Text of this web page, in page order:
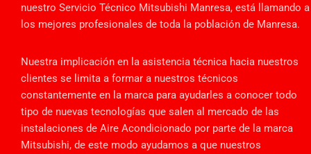
nuestro Servicio Técnico Mitsubishi Manresa, está llamando a
los mejores profesionales de toda la población de Manresa.
Nuestra implicación en la asistencia técnica hacia nuestros
clientes se limita a formar a nuestros técnicos
constantemente en la marca para ayudarles a conocer todo
tipo de nuevas tecnologías que salen al mercado de las
instalaciones de Aire Acondicionado por parte de la marca
Mitsubishi, de este modo ayudamos a que nuestros